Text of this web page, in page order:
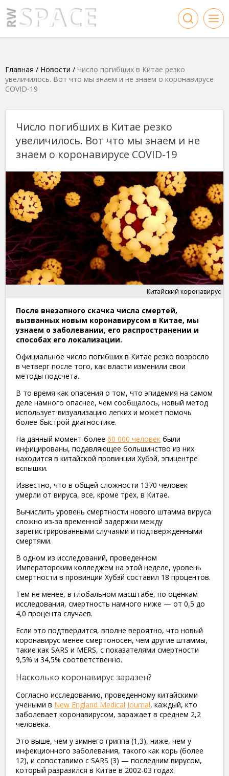
Главная / Новости / Число погибших в Китае резко
увеличилось. Вот что мы знаем и не знаем о коронавирусе
COVID-19
Число погибших в Китае резко
увеличилось. Вот что мы знаем и не
знаем о коронавирусе COVID-19
Китайский коронавирус
После внезапного скачка числа смертей,
вызванных новым коронавирусом в Китае, мы
узнаем о заболевании, его распространении и
способах его локализации.
Официальное число погибших в Китае резко возросло
в четверг после того, как власти изменили свои
методы подсчета.
В то время как опасения о том, что эпидемия на самом
деле намного опаснее, чем сообщалось, новый метод
использует визуализацию легких и может помочь
более быстрой диагностике.
На данный момент более 60 000 человек были
инфицированы, подавляющее большинство из них
находится в китайской провинции Хубэй, эпицентре
вспышки.
Известно, что в общей сложности 1370 человек
умерли от вируса, все, кроме трех, в Китае.
Вычислить уровень смертности нового штамма вируса
сложно из-за временной задержки между
зарегистрированными случаями и подтвержденными
смертями.
В одном из исследований, проведенном
Императорским колледжем на этой неделе, уровень
смертности в провинции Хубэй составил 18 процентов.
Тем не менее, в глобальном масштабе, по оценкам
исследования, смертность намного ниже — от 0,5 до
4,0 процента случаев.
Если это подтвердится, вполне вероятно, что новый
коронавирус менее смертоносен, чем другие штаммы,
такие как SARS и MERS, с показателями смертности
9,5% и 34,5% соответственно.
Насколько коронавирус заразен?
Согласно исследованию, проведенному китайскими
учеными в New England Medical Journal, каждый, кто
заболевает коронавирусом, заражает в среднем 2,2
человека.
Это выше, чем у зимнего гриппа (1,3), ниже, чем у
инфекционного заболевания, такого как корь (более
12), и сопоставимо с SARS (3) — последним вирусом,
который разразился в Китае в 2002-03 годах.